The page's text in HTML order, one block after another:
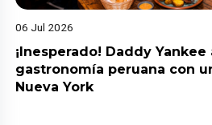
06 Jul 2026
¡Inesperado! Daddy
gastronomía peruana con
Nueva York